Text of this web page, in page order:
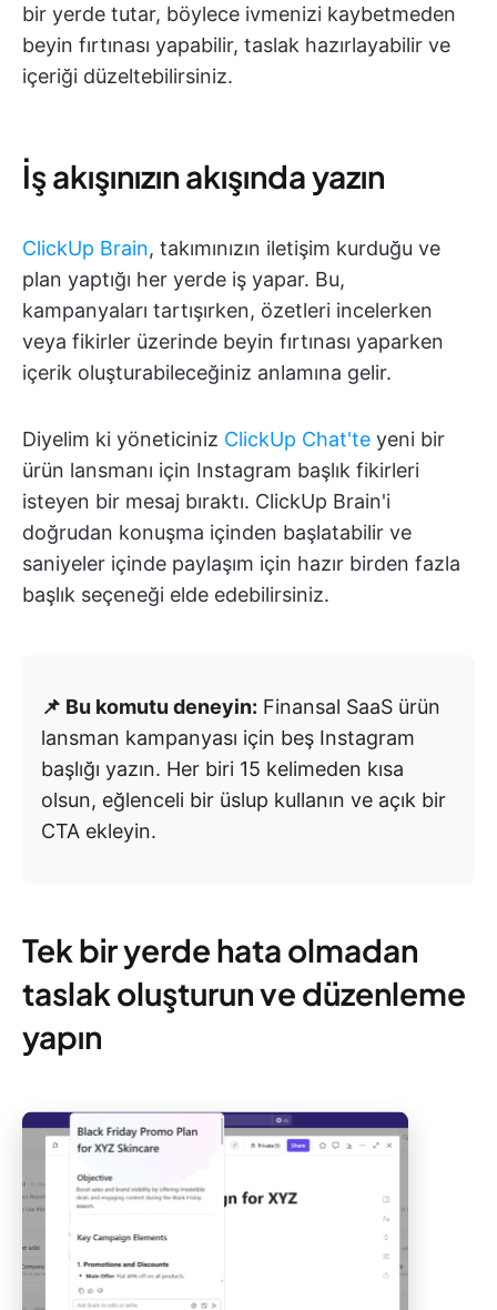
bir yerde tutar, böylece ivmenizi kaybetmeden
beyin fırtınası yapabilir, taslak hazırlayabilir ve
içeriği düzeltebilirsiniz.
İş akışınızın akışında yazın
ClickUp Brain, takımınızın iletişim kurduğu ve
plan yaptığı her yerde iş yapar. Bu,
kampanyaları tartışırken, özetleri incelerken
veya fikirler üzerinde beyin fırtınası yaparken
içerik oluşturabileceğiniz anlamına gelir.
Diyelim ki yöneticiniz ClickUp Chat'te yeni bir
ürün lansmanı için Instagram başlık fikirleri
isteyen bir mesaj bıraktı. ClickUp Brain'i
doğrudan konuşma içinden başlatabilir ve
saniyeler içinde paylaşım için hazır birden fazla
başlık seçeneği elde edebilirsiniz.
📌 Bu komutu deneyin: Finansal SaaS ürün
lansman kampanyası için beş Instagram
başlığı yazın. Her biri 15 kelimeden kısa
olsun, eğlenceli bir üslup kullanın ve açık bir
CTA ekleyin.
Tek bir yerde hata olmadan
taslak oluşturun ve düzenleme
yapın